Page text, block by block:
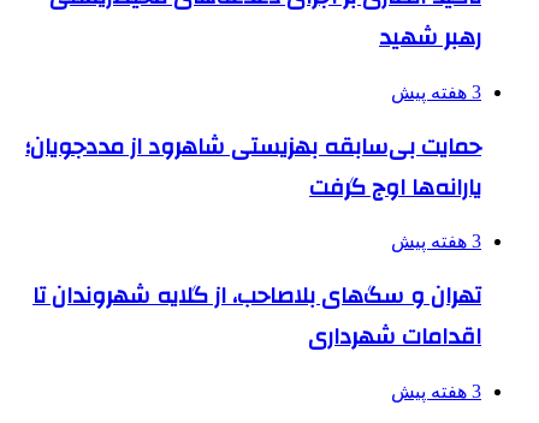
رهبر شهید
3 هفته پیش
حمایت بی‌سابقه بهزیستی شاهرود از مددجویان؛
یارانه‌ها اوج گرفت
3 هفته پیش
تهران و سگ‌های بلاصاحب، از گلایه شهروندان تا
اقدامات شهرداری
3 هفته پیش